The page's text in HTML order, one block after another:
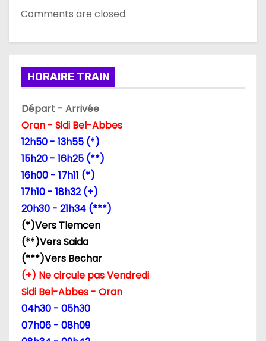
Comments are closed.
HORAIRE TRAIN
Départ - Arrivée
Oran - Sidi Bel-Abbes
12h50 - 13h55 (*)
15h20 - 16h25 (**)
16h00 - 17h11 (*)
17h10 - 18h32 (+)
20h30 - 21h34 (***)
(*)Vers Tlemcen
(**)Vers Saida
(***)Vers Bechar
(+) Ne circule pas Vendredi
Sidi Bel-Abbes - Oran
04h30 - 05h30
07h06 - 08h09